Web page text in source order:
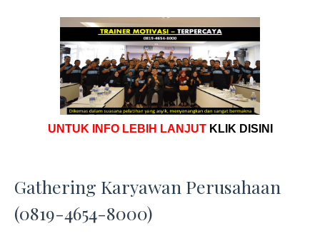
UNTUK INFO LEBIH LANJUT KLIK DISINI
Gathering Karyawan Perusahaan
(0819-4654-8000)